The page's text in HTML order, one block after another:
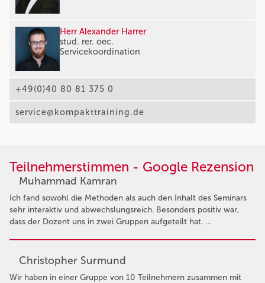
Herr Alexander Harrer
stud. rer. oec.
Servicekoordination
+49(0)40 80 81 375 0
service@kompakttraining.de
Teilnehmerstimmen - Google Rezension
Muhammad Kamran
Ich fand sowohl die Methoden als auch den Inhalt des Seminars
sehr interaktiv und abwechslungsreich. Besonders positiv war,
dass der Dozent uns in zwei Gruppen aufgeteilt hat. …
Christopher Surmund
Wir haben in einer Gruppe von 10 Teilnehmern zusammen mit